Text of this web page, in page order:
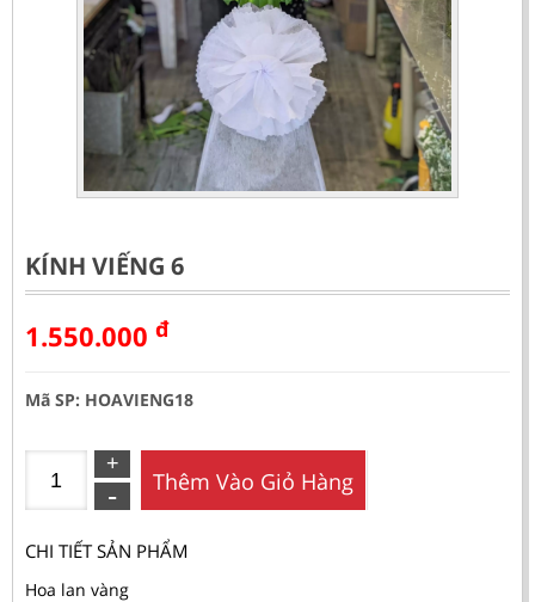
KÍNH VIẾNG 6
1.550.000 đ
Mã SP: HOAVIENG18
Thêm Vào Giỏ Hàng
CHI TIẾT SẢN PHẨM
Hoa lan vàng